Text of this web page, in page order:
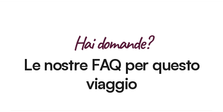
Hai domande?
Le nostre FAQ per questo
viaggio